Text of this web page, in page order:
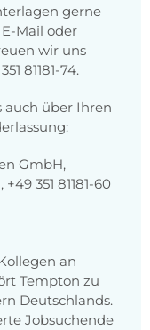
gerne
Mail oder
wir uns
81181-74.
auch über Ihren
GmbH,
351 81181-60
an
Tempton zu
Deutschlands.
Jobsuchende